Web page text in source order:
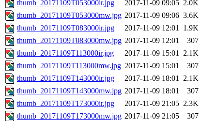
thumb_20171109T053000ir.jpg 2017-11-09 09:05 2.0K
thumb_20171109T053000mw.jpg 2017-11-09 09:06 3.6K
thumb_20171109T083000ir.jpg
2017-11-09 12:01 1.9K
thumb_20171109T083000mw.jpg 2017-11-09 12:01
307
thumb_20171109T113000ir.jpg
2017-11-09 15:01 2.1K
thumb_20171109T113000mw.jpg 2017-11-09 15:01
307
thumb_20171109T143000ir.jpg
2017-11-09 18:01 2.1K
thumb_20171109T143000mw.jpg 2017-11-09 18:01
307
thumb_20171109T173000ir.jpg
2017-11-09 21:05 2.3K
thumb_20171109T173000mw.jpg 2017-11-09 21:05
307